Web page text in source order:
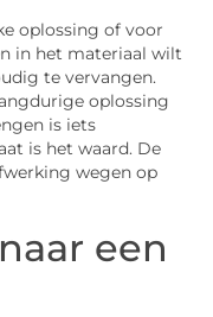
oplossing of voor
in het materiaal wilt
te vervangen.
oplossing
is iets
is het waard. De
wegen op
een